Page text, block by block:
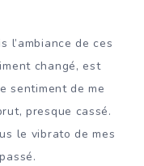
l’ambiance de ces
changé, est
sentiment de me
presque cassé.
le vibrato de mes